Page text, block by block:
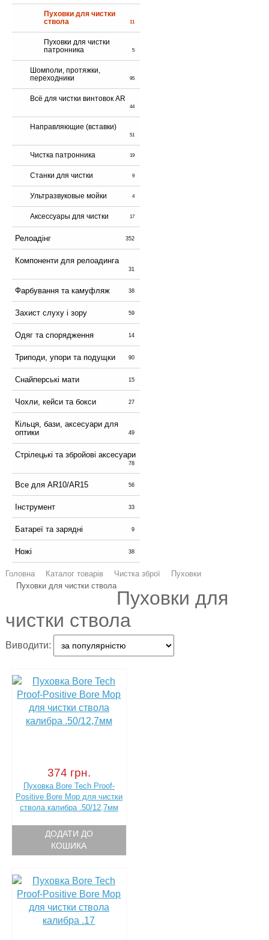
Пуховки для чистки
ствола
11
Пуховки для чистки
патронника
5
Шомполи, протяжки,
переходники
95
Всё для чистки винтовок AR
44
Направляющие (вставки)
51
Чистка патронника 19
Станки для чистки 9
Ультразвуковые мойки 4
Аксессуары для чистки 17
Релоадінг 352
Компоненти для релоадинга
31
Фарбування та камуфляж 38
Захист слуху і зору 59
Одяг та спорядження 14
Триподи, упори та подущки 90
Снайперські мати 15
Чохли, кейси та бокси 27
Кільця, бази, аксесуари для
оптики
49
Стрілецькі та збройові аксесуари
78
Все для AR10/AR15 56
Інструмент 33
Батареї та зарядні 9
Ножі 38
Головна Каталог товарів Чистка зброї
Пуховки
Пуховки для чистки ствола
Пуховки для
чистки ствола
Виводити:
374 грн.
Пуховка Bore Tech Proof-
Positive Bore Mop для чистки
ствола калибра .50/12,7мм
ДОДАТИ ДО
КОШИКА